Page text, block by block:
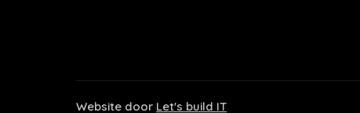
Website door Let's build IT